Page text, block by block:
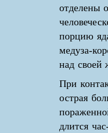
отделены
порцию
медуза-
над своей
При
острая
длится